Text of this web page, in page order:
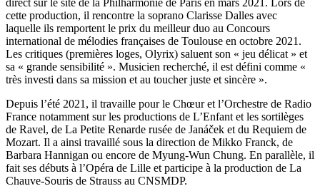
cette production, il rencontre la soprano Clarisse Dalles avec
laquelle ils remportent le prix du meilleur duo au Concours
international de mélodies françaises de Toulouse en octobre 2021.
Les critiques (premières loges, Olyrix) saluent son « jeu délicat » et
sa « grande sensibilité ». Musicien recherché, il est défini comme «
très investi dans sa mission et au toucher juste et sincère ».
Depuis l’été 2021, il travaille pour le Chœur et l’Orchestre de Radio
France notamment sur les productions de L’Enfant et les sortilèges
de Ravel, de La Petite Renarde rusée de Janáček et du Requiem de
Mozart. Il a ainsi travaillé sous la direction de Mikko Franck, de
Barbara Hannigan ou encore de Myung-Wun Chung. En parallèle, il
fait ses débuts à l’Opéra de Lille et participe à la production de La
Chauve-Souris de Strauss au CNSMDP.